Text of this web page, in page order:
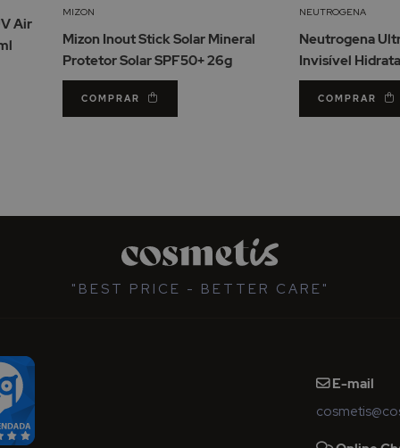
Desejos
Air
Lista
Desejos
MIZON
Mizon Inout Stick Solar Mineral
Protetor Solar SPF50+ 26g
COMPRAR
NEUTROGENA
Neutrogena
Invisível
50ml
COMPRAR
"BEST PRICE - BETTER CARE"
E-mail